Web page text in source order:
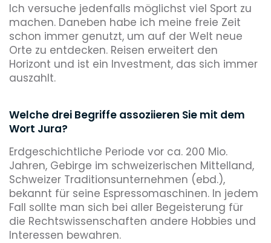
Ich versuche jedenfalls möglichst viel Sport zu
machen. Daneben habe ich meine freie Zeit
schon immer genutzt, um auf der Welt neue
Orte zu entdecken. Reisen erweitert den
Horizont und ist ein Investment, das sich immer
auszahlt.
Welche drei Begriffe assoziieren Sie mit dem
Wort Jura?
Erdgeschichtliche Periode vor ca. 200 Mio.
Jahren, Gebirge im schweizerischen Mittelland,
Schweizer Traditionsunternehmen (ebd.),
bekannt für seine Espressomaschinen. In jedem
Fall sollte man sich bei aller Begeisterung für
die Rechtswissenschaften andere Hobbies und
Interessen bewahren.